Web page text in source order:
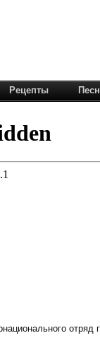
Рецепты
отряд